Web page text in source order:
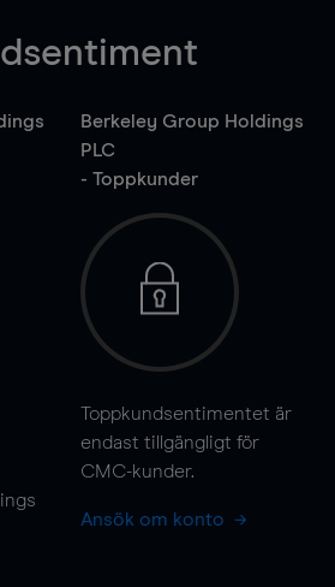
Berkeley Group Holdings
PLC
- Toppkunder
Toppkundsentimentet är
endast tillgängligt för
CMC-kunder.
Ansök om konto